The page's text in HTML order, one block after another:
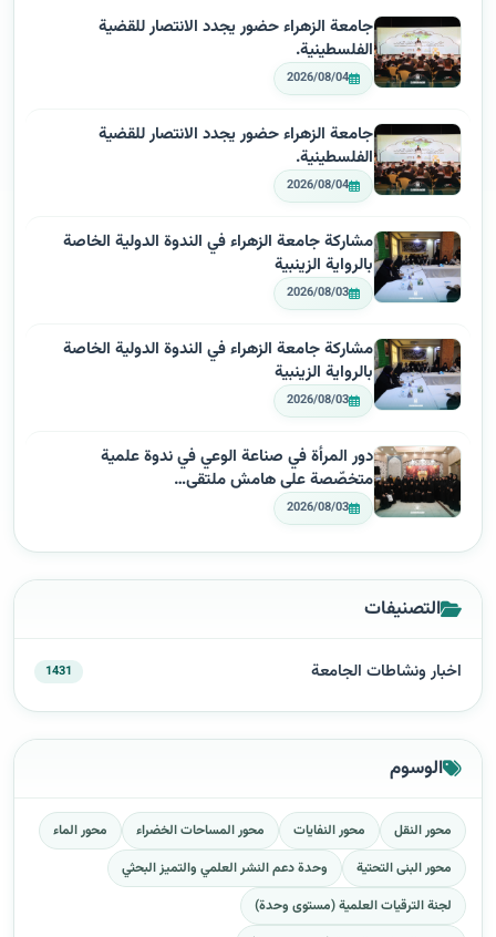
جامعة الزهراء حضور يجدد الانتصار للقضية
الفلسطينية.
2026/08/04
جامعة الزهراء حضور يجدد الانتصار للقضية
الفلسطينية.
2026/08/04
مشاركة جامعة الزهراء في الندوة الدولية الخاصة
بالرواية الزينبية
2026/08/03
مشاركة جامعة الزهراء في الندوة الدولية الخاصة
بالرواية الزينبية
2026/08/03
دور المرأة في صناعة الوعي في ندوة علمية
متخصّصة على هامش ملتقى…
2026/08/03
التصنيفات
اخبار ونشاطات الجامعة 1431
الوسوم
محور النقل محور النفايات محور المساحات الخضراء
محور الماء
محور البنى التحتية
وحدة دعم النشر العلمي والتميز البحثي
لجنة الترقيات العلمية (مستوى وحدة)